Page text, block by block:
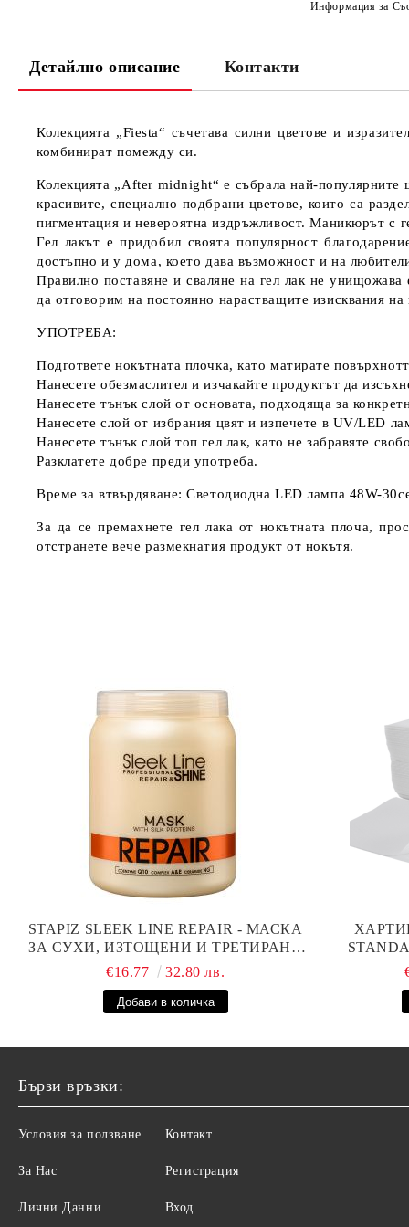
Информация за
Детайлно описание Контакти
Колекцията „Fiesta“ съчетава силни цветове и
комбинират помежду си.
Колекцията „After midnight“ е събрала най-популярните
красивите, специално подбрани цветове, които са
пигментация и невероятна издръжливост. Маникюрът с
Гел лакът е придобил своята популярност
достъпно и у дома, което дава възможност и на
Правилно поставяне и сваляне на гел лак не
да отговорим на постоянно нарастващите изисквания
УПОТРЕБА:
Подгответе нокътната плочка, като матирате
Нанесете обезмаслител и изчакайте продуктът да
Нанесете тънък слой от основата, подходяща за
Нанесете слой от избрания цвят и изпечете в UV/LED
Нанесете тънък слой топ гел лак, като не забравяте
Разклатете добре преди употреба.
Време за втвърдяване: Светодиодна LED лампа 48W-
За да се премахнете гел лака от нокътната плоча,
отстранете вече размекнатия продукт от нокътя.
STAPIZ SLEEK LINE REPAIR - МАСКА
ЗА СУХИ, ИЗТОЩЕНИ И ТРЕТИРАНИ
КОСИ С КОПРИНЕНИ ПРОТЕИНИ,
€16.77 32.80 лв.
Бързи връзки:
Условия за ползване
За Нас
Лични Данни
Контакт
Регистрация
Вход